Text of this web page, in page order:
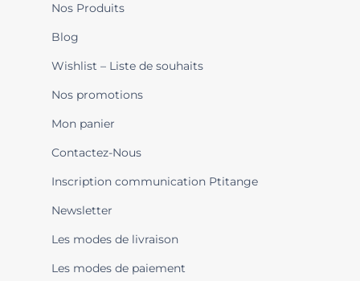
Nos Produits
Blog
Wishlist – Liste de souhaits
Nos promotions
Mon panier
Contactez-Nous
Inscription communication Ptitange
Newsletter
Les modes de livraison
Les modes de paiement